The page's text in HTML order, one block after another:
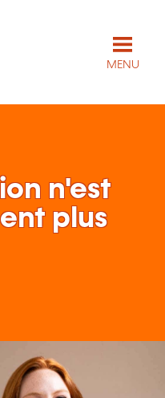
MENU
n'est
plus